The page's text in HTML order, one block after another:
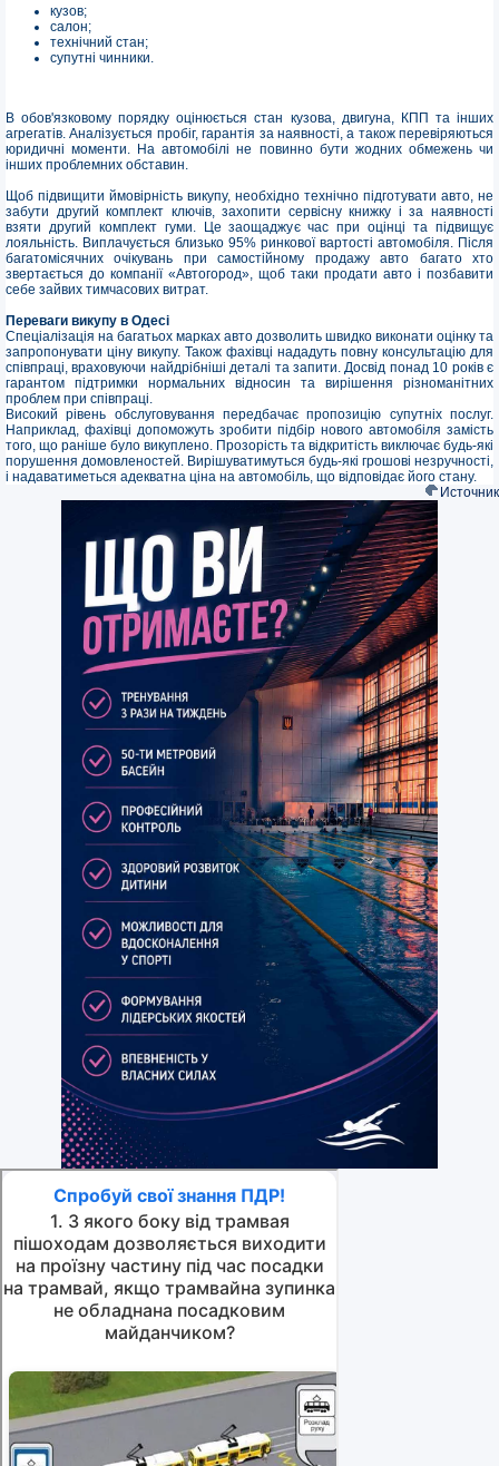
кузов;
салон;
технічний стан;
супутні чинники.
В обов'язковому порядку оцінюється стан кузова, двигуна, КПП та інших
агрегатів. Аналізується пробіг, гарантія за наявності, а також перевіряються
юридичні моменти. На автомобілі не повинно бути жодних обмежень чи
інших проблемних обставин.
Щоб підвищити ймовірність викупу, необхідно технічно підготувати авто, не
забути другий комплект ключів, захопити сервісну книжку і за наявності
взяти другий комплект гуми. Це заощаджує час при оцінці та підвищує
лояльність. Виплачується близько 95% ринкової вартості автомобіля. Після
багатомісячних очікувань при самостійному продажу авто багато хто
звертається до компанії «Автогород», щоб таки продати авто і позбавити
себе зайвих тимчасових витрат.
Переваги викупу в Одесі
Спеціалізація на багатьох марках авто дозволить швидко виконати оцінку та
запропонувати ціну викупу. Також фахівці нададуть повну консультацію для
співпраці, враховуючи найдрібніші деталі та запити. Досвід понад 10 років є
гарантом підтримки нормальних відносин та вирішення різноманітних
проблем при співпраці.
Високий рівень обслуговування передбачає пропозицію супутніх послуг.
Наприклад, фахівці допоможуть зробити підбір нового автомобіля замість
того, що раніше було викуплено. Прозорість та відкритість виключає будь-які
порушення домовленостей. Вирішуватимуться будь-які грошові незручності,
і надаватиметься адекватна ціна на автомобіль, що відповідає його стану.
Источник